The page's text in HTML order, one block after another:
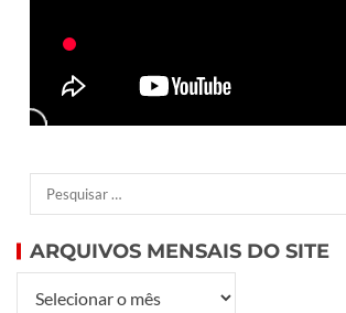
ARQUIVOS MENSAIS DO SITE